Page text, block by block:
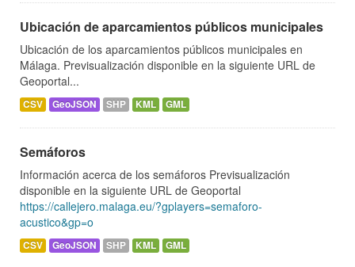
Ubicación de aparcamientos públicos municipales
Ubicación de los aparcamientos públicos municipales en
Málaga. Previsualización disponible en la siguiente URL de
Geoportal...
CSV GeoJSON SHP KML GML
Semáforos
Información acerca de los semáforos Previsualización
disponible en la siguiente URL de Geoportal
https://callejero.malaga.eu/?gplayers=semaforo-
acustico&gp=o
CSV GeoJSON SHP KML GML